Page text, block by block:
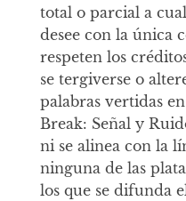
total o parcial a
desee con la única
respeten los
se tergiverse o
palabras vertidas
Break: Señal y
ni se alinea con la
ninguna de las
los que se difunda